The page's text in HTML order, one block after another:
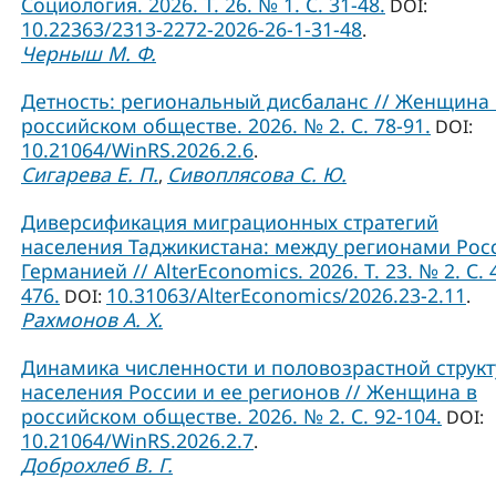
DOI:
10.22363/2313-2272-2026-26-1-31-48.
Черныш М. Ф.
Детность: региональный дисбаланс // Женщина
российском обществе. 2026. № 2. С. 78-91. DOI:
10.21064/WinRS.2026.2.6.
Сигарева Е. П., Сивоплясова С. Ю.
Диверсификация миграционных стратегий
населения Таджикистана: между регионами
Германией // AlterEconomics. 2026. Т. 23. № 2. С.
476. DOI: 10.31063/AlterEconomics/2026.23-2.11.
Рахмонов А. Х.
Динамика численности и половозрастной
населения России и ее регионов // Женщина в
российском обществе. 2026. № 2. С. 92-104. DOI:
10.21064/WinRS.2026.2.7.
Доброхлеб В. Г.